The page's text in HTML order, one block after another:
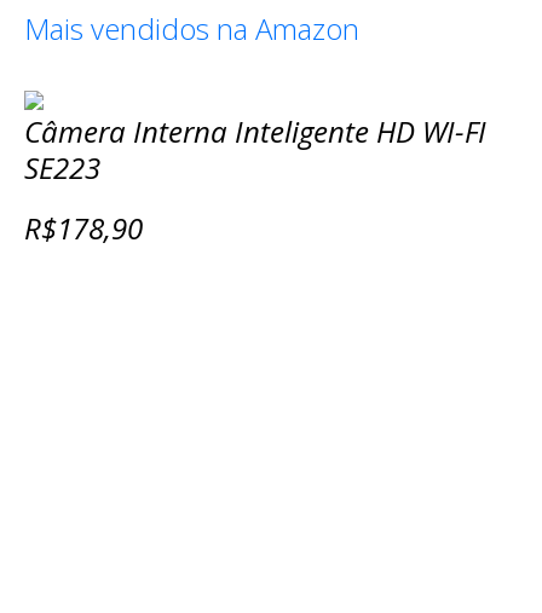
Mais vendidos na Amazon
Câmera Interna Inteligente HD WI-FI
SE223
R$178,90